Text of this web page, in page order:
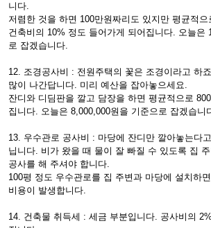
니다.
저렴한 것을 하면 100만원짜리도 있지만 평균적
건축비의 10% 정도 들어가게 되어집니다. 오늘은
로 잡겠습니다.
12. 조경공사비 : 전원주택의 꽃은 조경이라고 하
많이 나간답니다. 미리 예산을 잡아놓으세요.
잔디와 디딤판을 깔고 담장을 하면 평균적으로
집니다. 오늘은 8,000,000원을 기준으로 잡겠습니
13. 우수관로 공사비 : 마당에 잔디만 깔아놓는다
닙니다. 비가 왔을 때 물이 잘 빠질 수 있도록 집
공사를 해 주셔야 합니다.
100평 정도 우수관로를 집 주변과 마당에 설치하
비용이 발생합니다.
14. 건축물 취득세 : 세금 부분입니다. 공사비의